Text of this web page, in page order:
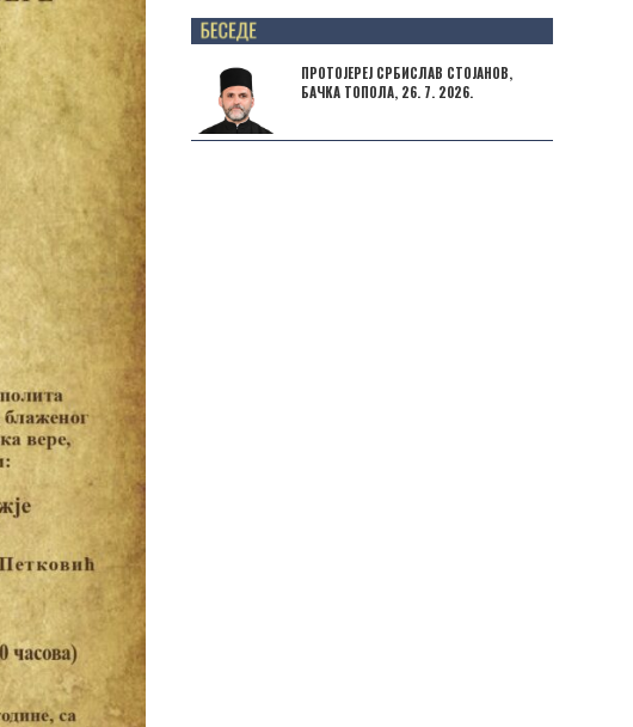
Posts not found
ПРОТОЈЕРЕЈ СРБИСЛАВ СТОЈАНОВ,
БАЧКА ТОПОЛА, 26. 7. 2026.